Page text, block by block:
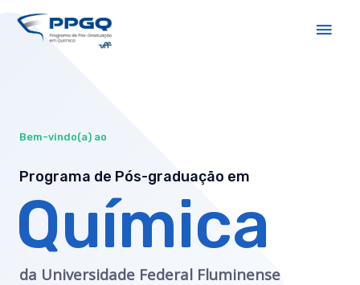
Bem-vindo(a) ao
Programa de Pós-graduação em
Química
da Universidade Federal Fluminense